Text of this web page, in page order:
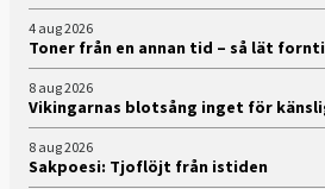
4 aug 2026
Toner från en annan tid – så lät
8 aug 2026
Vikingarnas blotsång inget för
8 aug 2026
Sakpoesi: Tjoflöjt från istiden